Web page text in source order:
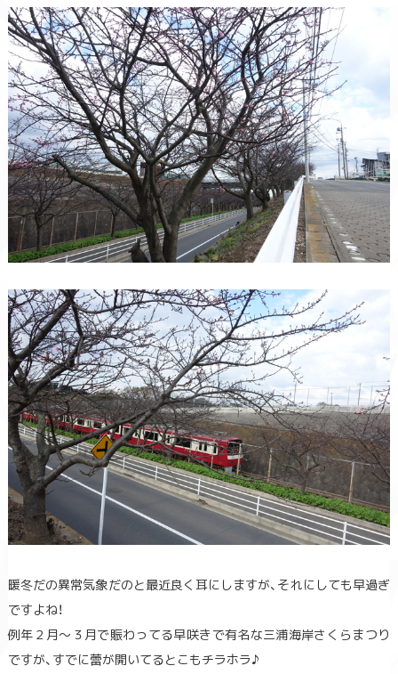
暖冬だの異常気象だのと最近良く耳にしますが、それにしても早過ぎ
ですよね！
例年２月～３月で賑わってる早咲きで有名な三浦海岸さくらまつり
ですが、すでに蕾が開いてるとこもチラホラ♪